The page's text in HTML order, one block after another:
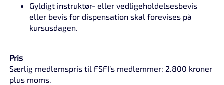
Gyldigt instruktør- eller vedligeholdelsesbevis
eller bevis for dispensation skal forevises på
kursusdagen.
Pris
Særlig medlemspris til FSFI’s medlemmer: 2.800 kroner
plus moms.